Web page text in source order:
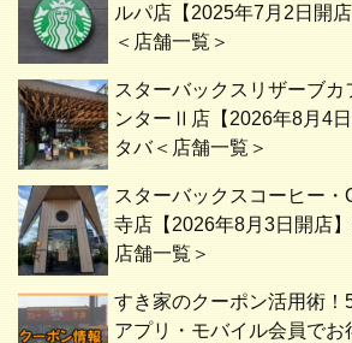
ルパ店【2025年7月2日開
＜店舗一覧＞
スターバックスリザーブカ
ンターⅡ店【2026年8月4
タバ＜店舗一覧＞
スターバックスコーヒー
寺店【2026年8月3日開店
店舗一覧＞
すき家のクーポン活用術
アプリ・モバイル会員でお